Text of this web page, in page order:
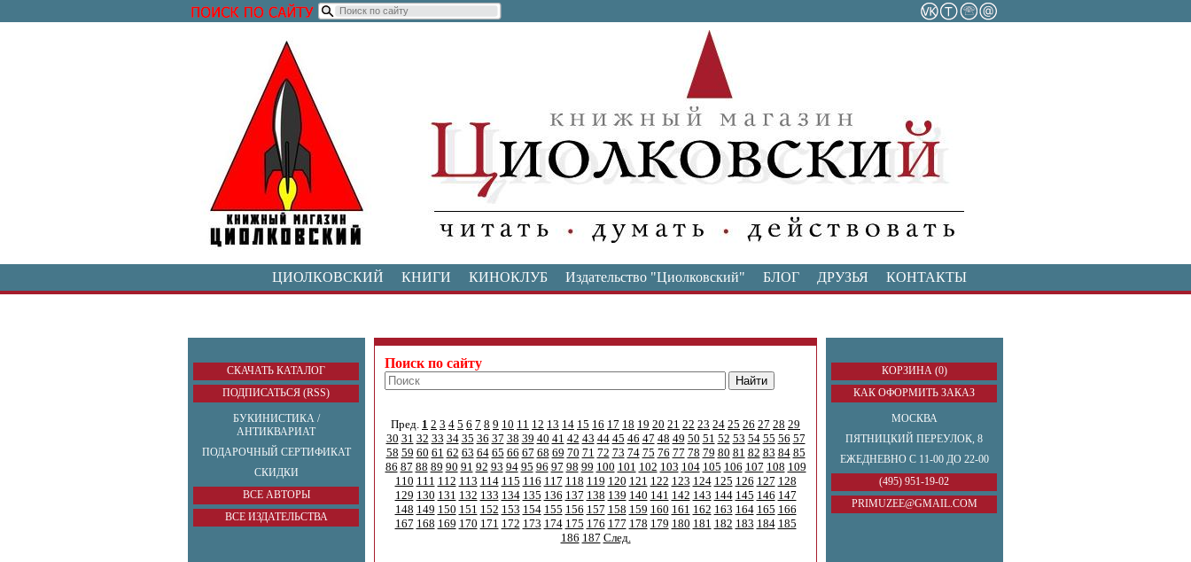
ЦИОЛКОВСКИЙ КНИГИ КИНОКЛУБ Издательство "Циолковский" БЛОГ ДРУЗЬЯ КОНТАКТЫ
СКАЧАТЬ КАТАЛОГ
ПОДПИСАТЬСЯ (RSS)
БУКИНИСТИКА /
АНТИКВАРИАТ
ПОДАРОЧНЫЙ СЕРТИФИКАТ
СКИДКИ
ВСЕ АВТОРЫ
ВСЕ ИЗДАТЕЛЬСТВА
Поиск по сайту
Пред. 1 2 3 4 5 6 7 8 9 10 11 12 13 14 15 16 17 18 19 20 21 22 23 24 25 26 27 28 29
30 31 32 33 34 35 36 37 38 39 40 41 42 43 44 45 46 47 48 49 50 51 52 53 54 55 56 57
58 59 60 61 62 63 64 65 66 67 68 69 70 71 72 73 74 75 76 77 78 79 80 81 82 83 84 85
86 87 88 89 90 91 92 93 94 95 96 97 98 99 100 101 102 103 104 105 106 107 108 109
110 111 112 113 114 115 116 117 118 119 120 121 122 123 124 125 126 127 128
129 130 131 132 133 134 135 136 137 138 139 140 141 142 143 144 145 146 147
148 149 150 151 152 153 154 155 156 157 158 159 160 161 162 163 164 165 166
167 168 169 170 171 172 173 174 175 176 177 178 179 180 181 182 183 184 185
186 187 След.
КОРЗИНА (0)
КАК ОФОРМИТЬ ЗАКАЗ
МОСКВА
ПЯТНИЦКИЙ ПЕРЕУЛОК, 8
ЕЖЕДНЕВНО С 11-00 ДО 22-00
(495) 951-19-02
PRIMUZEE@GMAIL.COM